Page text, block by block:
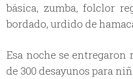
básica, zumba, folclor
bordado, urdido de
Esa noche se
de 300 desayunos para